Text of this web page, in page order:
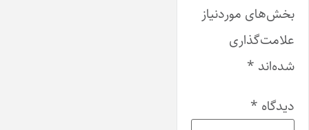
بخش‌های موردنیاز
علامت‌گذاری
شده‌اند *
دیدگاه *